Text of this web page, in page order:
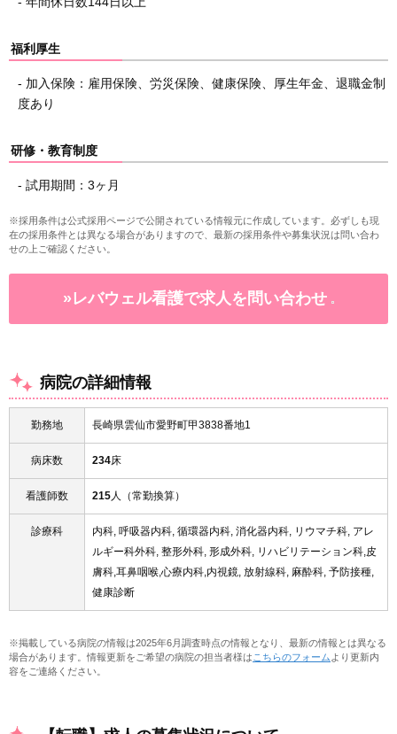
福利厚生
- 加入保険：雇用保険、労災保険、健康保険、厚生年金、退職金制
度あり
研修・教育制度
- 試用期間：3ヶ月
※採用条件は公式採用ページで公開されている情報元に作成しています。必ずしも現
在の採用条件とは異なる場合がありますので、最新の採用条件や募集状況は問い合わ
せの上ご確認ください。
»レバウェル看護で求人を問い合わせ
病院の詳細情報
勤務地 長崎県雲仙市愛野町甲3838番地1
病床数 234床
看護師数 215人（常勤換算）
診療科
内科, 呼吸器内科, 循環器内科, 消化器内科, リウマチ科, アレ
ルギー科外科, 整形外科, 形成外科, リハビリテーション科,皮
膚科,耳鼻咽喉,心療内科,内視鏡, 放射線科, 麻酔科, 予防接種,
健康診断
※掲載している病院の情報は2025年6月調査時点の情報となり、最新の情報とは異なる
場合があります。情報更新をご希望の病院の担当者様は こちらのフォーム より更新内
容をご連絡ください。